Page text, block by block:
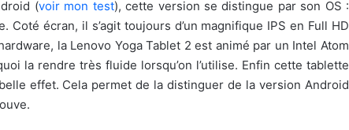
(voir mon test), cette version se distingue par son OS :
Coté écran, il s’agit toujours d’un magnifique IPS en Full HD
la Lenovo Yoga Tablet 2 est animé par un Intel Atom
la rendre très fluide lorsqu’on l’utilise. Enfin cette tablette
effet. Cela permet de la distinguer de la version Android